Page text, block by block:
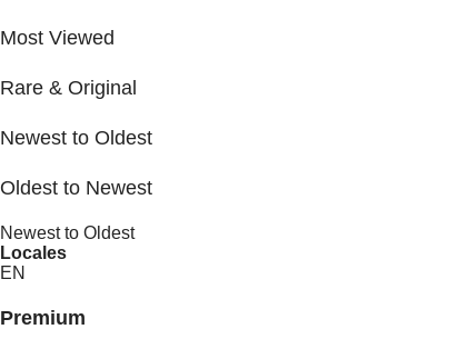
Most Viewed
Rare & Original
Newest to Oldest
Oldest to Newest
Newest to Oldest
Locales
EN
Premium